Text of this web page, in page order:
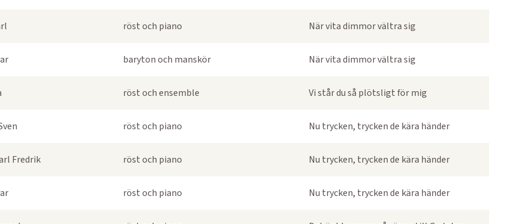
röst och piano När vita dimmor vältra sig
baryton och manskör När vita dimmor vältra sig
röst och ensemble Vi står du så plötsligt för mig
röst och piano Nu trycken, trycken de kära händer
Fredrik röst och piano Nu trycken, trycken de kära händer
röst och piano Nu trycken, trycken de kära händer